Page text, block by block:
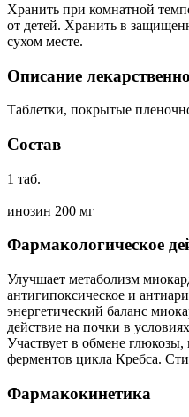
Хранить при комнатной
от детей. Хранить в
сухом месте.
Описание
Таблетки, покрытые
Состав
1 таб.
инозин 200 мг
Фармакологическое
Улучшает метаболизм
антигипоксическое и
энергетический баланс
действие на почки в
Участвует в обмене
ферментов цикла Кребса.
Фармакокинетика